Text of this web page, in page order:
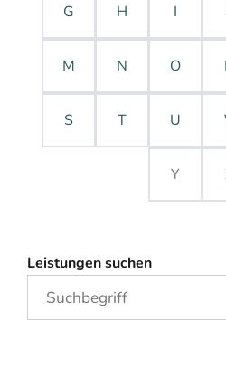
G H I
M N O
S T U
Y
Leistungen suchen